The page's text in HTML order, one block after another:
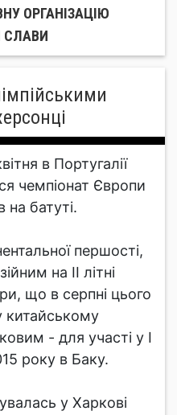
ОРГАНIЗАЦIЮ
СЛАВИ
в Португалії
чемпіонат Європи
на батуті.
першості,
на II літні
що в серпні цього
китайському
- для участі у I
року в Баку.
у Харкові